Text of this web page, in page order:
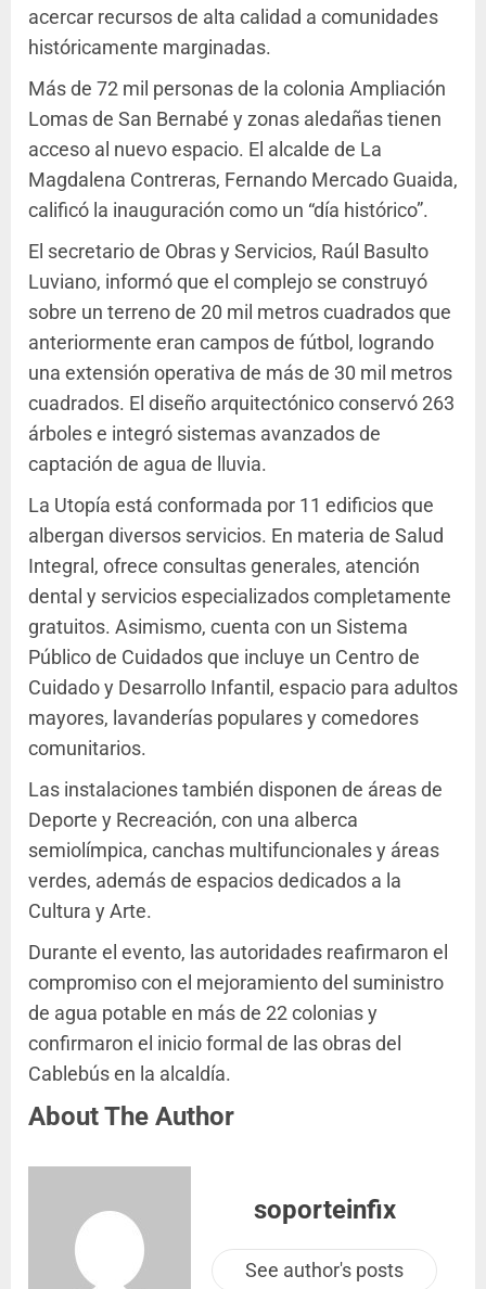
acercar recursos de alta calidad a comunidades
históricamente marginadas.
Más de 72 mil personas de la colonia Ampliación
Lomas de San Bernabé y zonas aledañas tienen
acceso al nuevo espacio. El alcalde de La
Magdalena Contreras, Fernando Mercado Guaida,
calificó la inauguración como un “día histórico”.
El secretario de Obras y Servicios, Raúl Basulto
Luviano, informó que el complejo se construyó
sobre un terreno de 20 mil metros cuadrados que
anteriormente eran campos de fútbol, logrando
una extensión operativa de más de 30 mil metros
cuadrados. El diseño arquitectónico conservó 263
árboles e integró sistemas avanzados de
captación de agua de lluvia.
La Utopía está conformada por 11 edificios que
albergan diversos servicios. En materia de Salud
Integral, ofrece consultas generales, atención
dental y servicios especializados completamente
gratuitos. Asimismo, cuenta con un Sistema
Público de Cuidados que incluye un Centro de
Cuidado y Desarrollo Infantil, espacio para adultos
mayores, lavanderías populares y comedores
comunitarios.
Las instalaciones también disponen de áreas de
Deporte y Recreación, con una alberca
semiolímpica, canchas multifuncionales y áreas
verdes, además de espacios dedicados a la
Cultura y Arte.
Durante el evento, las autoridades reafirmaron el
compromiso con el mejoramiento del suministro
de agua potable en más de 22 colonias y
confirmaron el inicio formal de las obras del
Cablebús en la alcaldía.
About The Author
soporteinfix
See author's posts